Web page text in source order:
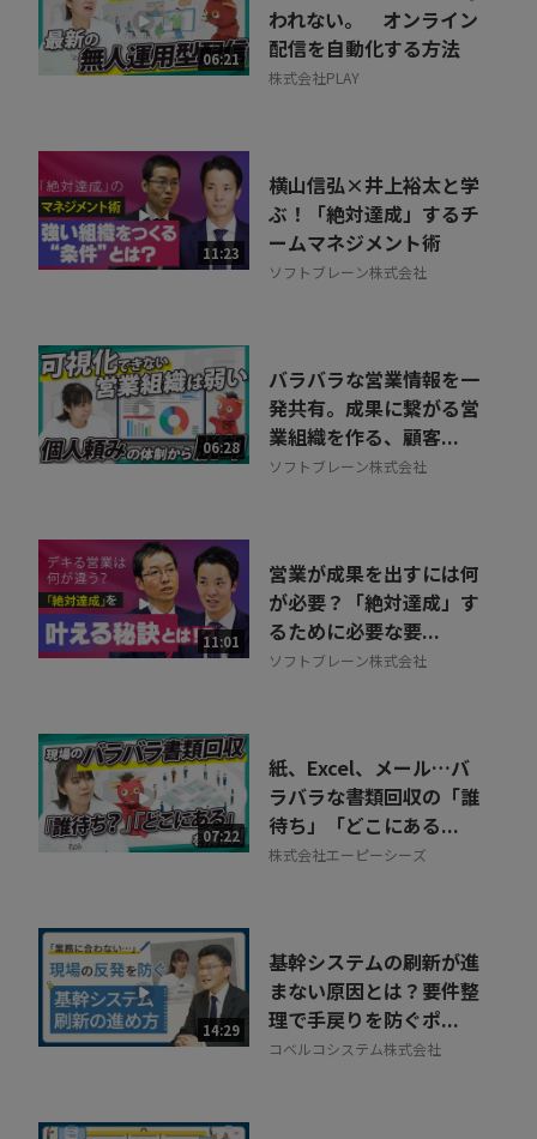
06:21
われない。 オンライン
配信を自動化する方法
株式会社PLAY
11:23
横山信弘×井上裕太と学
ぶ！「絶対達成」するチ
ームマネジメント術
ソフトブレーン株式会社
06:28
バラバラな営業情報を一
発共有。成果に繋がる営
業組織を作る、顧客...
ソフトブレーン株式会社
11:01
営業が成果を出すには何
が必要？「絶対達成」す
るために必要な要...
ソフトブレーン株式会社
07:22
紙、Excel、メール…バ
ラバラな書類回収の「誰
待ち」「どこにある...
株式会社エーピーシーズ
14:29
基幹システムの刷新が進
まない原因とは？要件整
理で手戻りを防ぐポ...
コベルコシステム株式会社